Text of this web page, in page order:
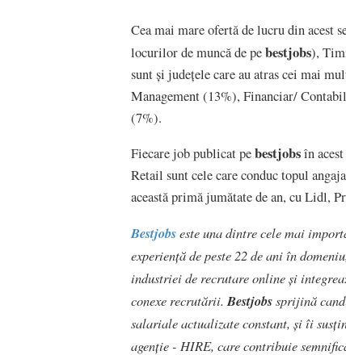
Cea mai mare ofertă de lucru din acest
locurilor de muncă de pebestjobs),
sunt și județele care au atras cei mai
Management (13%), Financiar/
(7%).
Fiecare job publicat pebestjobsîn
Retail sunt cele care conduc topul
această primă jumătate de an, cu Lidl,
Bestjobseste una dintre cele mai
experiență de peste 22 de ani în
industriei de recrutare online și
conexe recrutării. Bestjobssprijină
salariale actualizate constant, și îi
agenție - HIRE, care contribuie